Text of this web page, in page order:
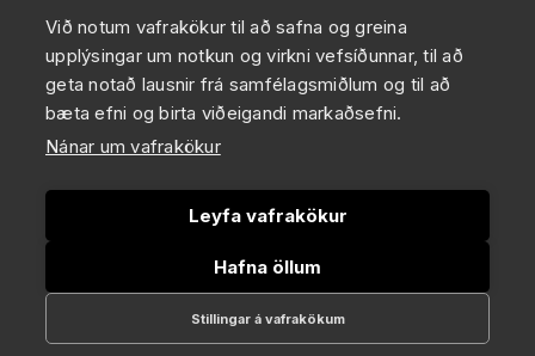
Við notum vafrakökur til að safna og greina
upplýsingar um notkun og virkni vefsíðunnar, til að
geta notað lausnir frá samfélagsmiðlum og til að
bæta efni og birta viðeigandi markaðsefni.
Nánar um vafrakökur
Leyfa vafrakökur
Hafna öllum
Stillingar á vafrakökum